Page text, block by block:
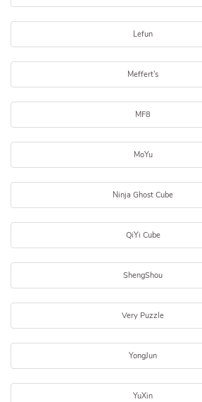
Lefun
Meffert's
MF8
MoYu
Ninja Ghost Cube
QiYi Cube
ShengShou
Very Puzzle
YongJun
YuXin